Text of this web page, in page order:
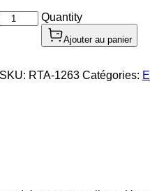
Quantity
Ajouter au panier
SKU: RTA-1263 Catégories: